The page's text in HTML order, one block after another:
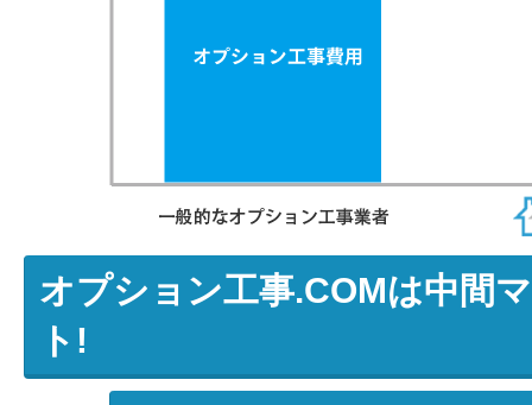
オプション工事.COMは中間
ト!